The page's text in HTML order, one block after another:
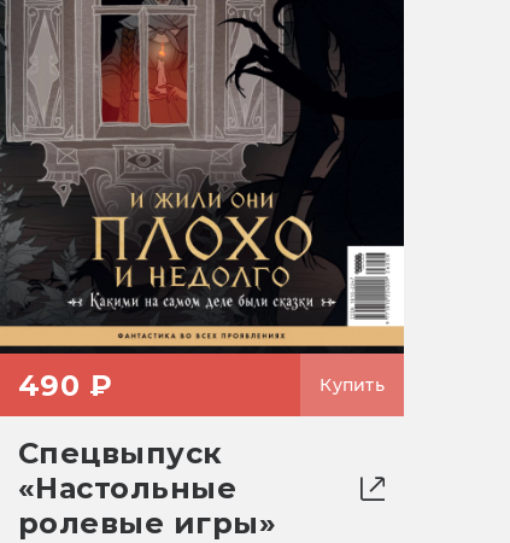
490 ₽ Купить
Спецвыпуск
«Настольные
ролевые игры»